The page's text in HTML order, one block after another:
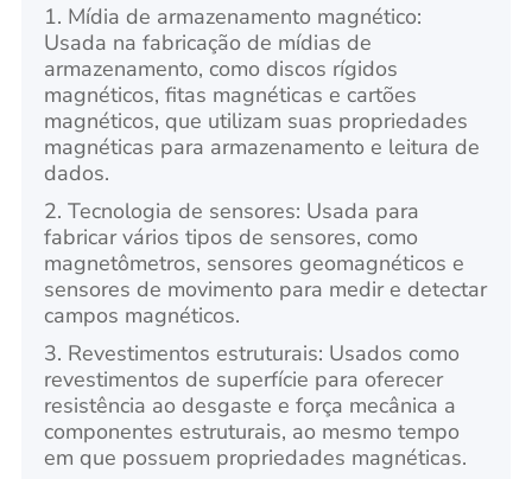
1. Mídia de armazenamento magnético:
Usada na fabricação de mídias de
armazenamento, como discos rígidos
magnéticos, fitas magnéticas e cartões
magnéticos, que utilizam suas propriedades
magnéticas para armazenamento e leitura de
dados.
2. Tecnologia de sensores: Usada para
fabricar vários tipos de sensores, como
magnetômetros, sensores geomagnéticos e
sensores de movimento para medir e detectar
campos magnéticos.
3. Revestimentos estruturais: Usados como
revestimentos de superfície para oferecer
resistência ao desgaste e força mecânica a
componentes estruturais, ao mesmo tempo
em que possuem propriedades magnéticas.